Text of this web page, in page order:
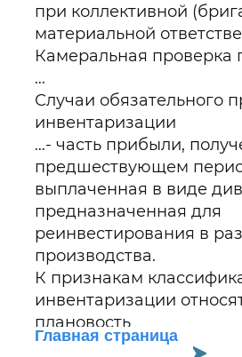
при коллективной
материальной
Камеральная проверка
…
Случаи обязательного
инвентаризации
…- часть прибыли,
предшествующем
выплаченная в виде
предназначенная для
реинвестирования в
производства.
К признакам
инвентаризации
плановость
Налоговые проверки
Главная страница